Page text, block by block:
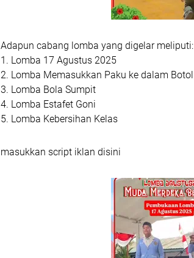
Adapun cabang lomba yang digelar meliputi:
1. Lomba 17 Agustus 2025
2. Lomba Memasukkan Paku ke dalam Botol
3. Lomba Bola Sumpit
4. Lomba Estafet Goni
5. Lomba Kebersihan Kelas
masukkan script iklan disini